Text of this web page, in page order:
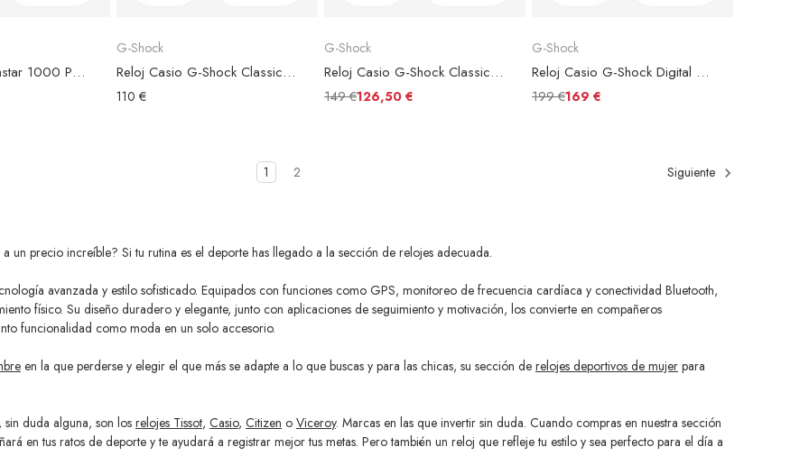
Reloj Tissot Seastar 1000 Powermatic 80 Esfera Azul
G-Shock
Reloj Casio G-Shock Classic GA-100-1A4ER Esfera Negra
110 €
G-Shock
Reloj Casio G-Shock Classic GA-110GB-1AER Esfera Negra
149 €126,50 €
G-Shock
Reloj Casio G-Shock Digital GM-6900-1ER Esfera Negra
199 €169 €
1 2 Siguiente
un precio increíble? Si tu rutina es el deporte has llegado a la sección de relojes adecuada.
avanzada y estilo sofisticado. Equipados con funciones como GPS, monitoreo de frecuencia cardíaca y conectividad Bluetooth,
físico. Su diseño duradero y elegante, junto con aplicaciones de seguimiento y motivación, los convierte en compañeros
funcionalidad como moda en un solo accesorio.
en la que perderse y elegir el que más se adapte a lo que buscas y para las chicas, su sección de relojes deportivos de mujer para
sin duda alguna, son los relojes Tissot, Casio, Citizen o Viceroy. Marcas en las que invertir sin duda. Cuando compras en nuestra sección
en tus ratos de deporte y te ayudará a registrar mejor tus metas. Pero también un reloj que refleje tu estilo y sea perfecto para el día a